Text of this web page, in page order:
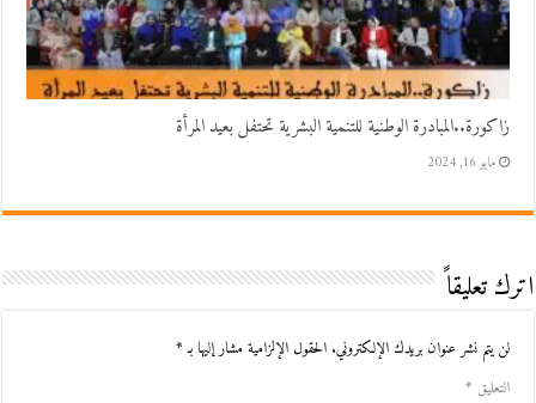
زاكورة..المبادرة الوطنية للتنمية البشرية تحتفل بعيد المرأة
مايو 16, 2024
اترك تعليقاً
لن يتم نشر عنوان بريدك الإلكتروني. الحقول الإلزامية مشار إليها بـ*
التعليق *